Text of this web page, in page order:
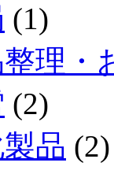
(1)
理・
(2)
品 (2)